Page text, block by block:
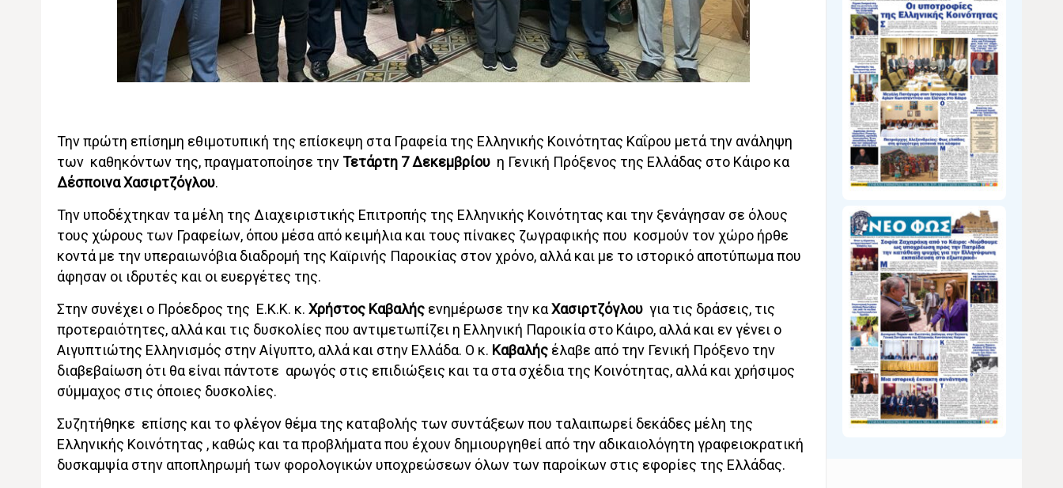
Την πρώτη επίσημη εθιμοτυπική της επίσκεψη στα Γραφεία της Ελληνικής Κοινότητας Καΐρου μετά την ανάληψη
των καθηκόντων της, πραγματοποίησε τηνΤετάρτη 7 Δεκεμβρίουη Γενική Πρόξενος της Ελλάδας στο Κάιρο κα
Δέσποινα Χασιρτζόγλου.
Την υποδέχτηκαν τα μέλη της Διαχειριστικής Επιτροπής της Ελληνικής Κοινότητας και την ξενάγησαν σε όλους
τους χώρους των Γραφείων, όπου μέσα από κειμήλια και τους πίνακες ζωγραφικής που κοσμούν τον χώρο ήρθε
κοντά με την υπεραιωνόβια διαδρομή της Καϊρινής Παροικίας στον χρόνο, αλλά και με το ιστορικό αποτύπωμα που
άφησαν οι ιδρυτές και οι ευεργέτες της.
Στην συνέχει ο Πρόεδρος της Ε.Κ.Κ. κ. Χρήστος Καβαλήςενημέρωσε την καΧασιρτζόγλουγια τις δράσεις, τις
προτεραιότητες, αλλά και τις δυσκολίες που αντιμετωπίζει η Ελληνική Παροικία στο Κάιρο, αλλά και εν γένει ο
Αιγυπτιώτης Ελληνισμός στην Αίγυπτο, αλλά και στην Ελλάδα. Ο κ. Καβαλήςέλαβε από την Γενική Πρόξενο την
διαβεβαίωση ότι θα είναι πάντοτε αρωγός στις επιδιώξεις και τα στα σχέδια της Κοινότητας, αλλά και χρήσιμος
σύμμαχος στις όποιες δυσκολίες.
Συζητήθηκε επίσης και το φλέγον θέμα της καταβολής των συντάξεων που ταλαιπωρεί δεκάδες μέλη της
Ελληνικής Κοινότητας , καθώς και τα προβλήματα που έχουν δημιουργηθεί από την αδικαιολόγητη γραφειοκρατική
δυσκαμψία στην αποπληρωμή των φορολογικών υποχρεώσεων όλων των παροίκων στις εφορίες της Ελλάδας.